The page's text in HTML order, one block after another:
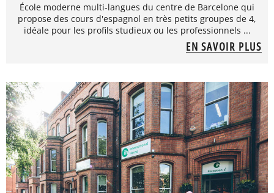
École moderne multi-langues du centre de Barcelone qui
propose des cours d'espagnol en très petits groupes de 4,
idéale pour les profils studieux ou les professionnels ...
EN SAVOIR PLUS